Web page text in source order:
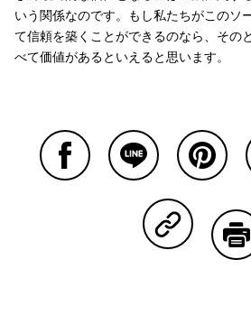
いう関係なのです。もし私たちがこのソ
て信頼を築くことができるのなら、その
べて価値があるといえると思います。
Copy Linkで